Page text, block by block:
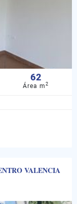
62
Área m2
VALENCIA